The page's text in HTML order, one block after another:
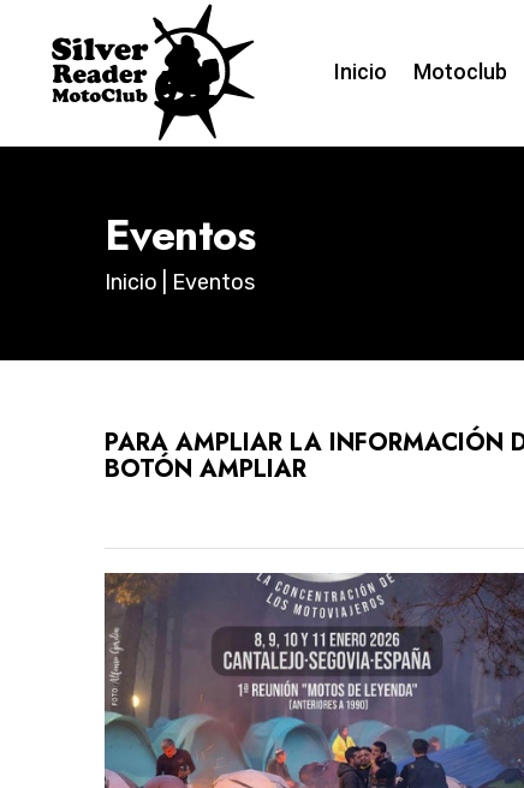
Inicio Motoclub
Eventos
Inicio | Eventos
PARA AMPLIAR LA INFORMACIÓN
BOTÓN AMPLIAR